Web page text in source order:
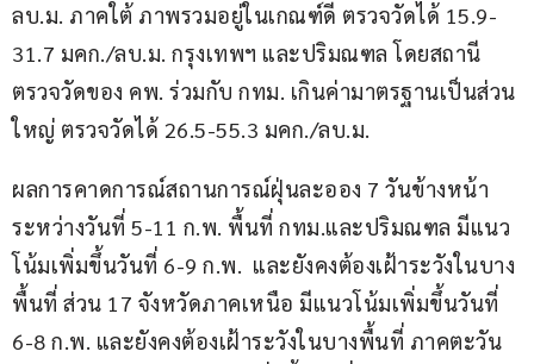
ลบ.ม. ภาคใต้ ภาพรวมอยู่ในเกณฑ์ดี ตรวจวัดได้ 15.9-
31.7 มคก./ลบ.ม. กรุงเทพฯ และปริมณฑล โดยสถานี
ตรวจวัดของ คพ. ร่วมกับ​ ​กทม. เกินค่ามาตรฐานเป็นส่วน
ใหญ่ ตรวจวัดได้ 26.5-55.3 มคก./ลบ.ม.
ผลการคาดการณ์สถานการณ์ฝุ่นละออง 7 วันข้างหน้า
ระหว่างวันที่ 5-11 ก.พ. พื้นที่ กทม.และปริมณฑล มีแนว
โน้มเพิ่มขึ้นวันที่ 6-9 ก.พ.  และยังคงต้องเฝ้าระวังในบาง
พื้นที่ ส่วน 17 จังหวัดภาคเหนือ มีแนวโน้มเพิ่มขึ้นวันที่
6-8 ก.พ. และยังคงต้องเฝ้าระวังในบางพื้นที่ ภาคตะวัน